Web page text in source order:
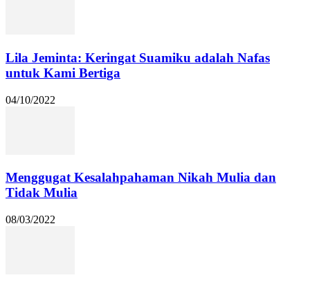
Lila Jeminta: Keringat Suamiku adalah Nafas
untuk Kami Bertiga
04/10/2022
Menggugat Kesalahpahaman Nikah Mulia dan
Tidak Mulia
08/03/2022